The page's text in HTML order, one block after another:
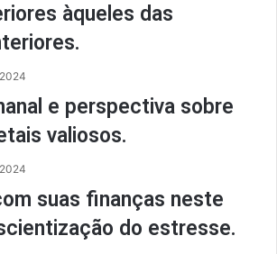
àqueles das
e perspectiva sobre
valiosos.
suas finanças neste
do estresse.